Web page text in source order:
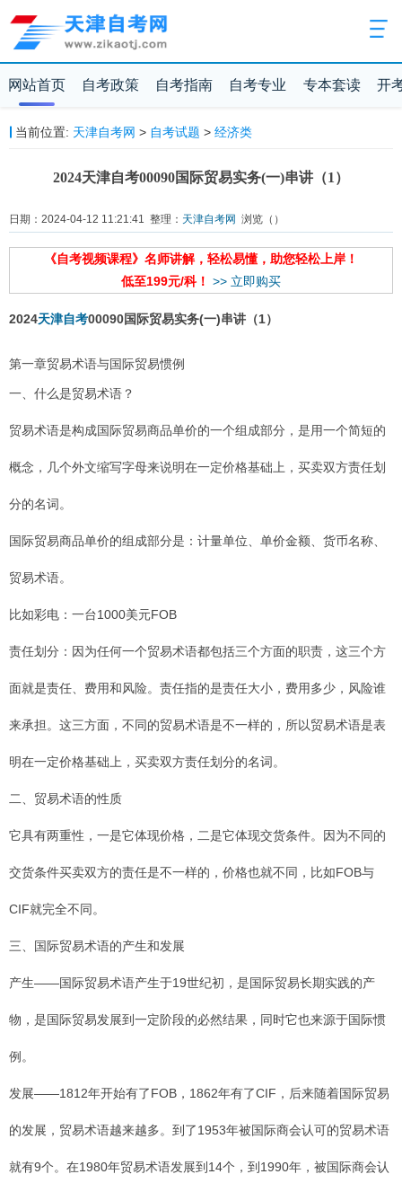
网站首页 自考政策 自考指南 自考专业 专本套读 开
当前位置: 天津自考网 > 自考试题 > 经济类
2024天津自考00090国际贸易实务(一)串讲（1）
日期：2024-04-12 11:21:41 整理： 天津自考网 浏览（ ）
《自考视频课程》名师讲解，轻松易懂，助您轻松上岸！
低至199元/科！ >> 立即购买
2024天津自考00090国际贸易实务(一)串讲（1）
第一章贸易术语与国际贸易惯例
一、什么是贸易术语？
贸易术语是构成国际贸易商品单价的一个组成部分，是用一个简短的
概念，几个外文缩写字母来说明在一定价格基础上，买卖双方责任划
分的名词。
国际贸易商品单价的组成部分是：计量单位、单价金额、货币名称、
贸易术语。
比如彩电：一台1000美元FOB
责任划分：因为任何一个贸易术语都包括三个方面的职责，这三个方
面就是责任、费用和风险。责任指的是责任大小，费用多少，风险谁
来承担。这三方面，不同的贸易术语是不一样的，所以贸易术语是表
明在一定价格基础上，买卖双方责任划分的名词。
二、贸易术语的性质
它具有两重性，一是它体现价格，二是它体现交货条件。因为不同的
交货条件买卖双方的责任是不一样的，价格也就不同，比如FOB与
CIF就完全不同。
三、国际贸易术语的产生和发展
产生——国际贸易术语产生于19世纪初，是国际贸易长期实践的产
物，是国际贸易发展到一定阶段的必然结果，同时它也来源于国际惯
例。
发展——1812年开始有了FOB，1862年有了CIF，后来随着国际贸易
的发展，贸易术语越来越多。到了1953年被国际商会认可的贸易术语
就有9个。在1980年贸易术语发展到14个，到1990年，被国际商会认